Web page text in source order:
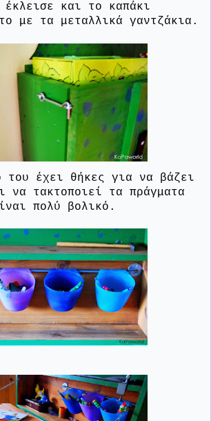
και το καπάκι
με τα μεταλλικά γαντζάκια.
του έχει θήκες για να βάζει
να τακτοποιεί τα πράγματα
πολύ βολικό.